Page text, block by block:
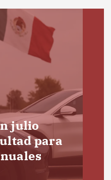
julio
para